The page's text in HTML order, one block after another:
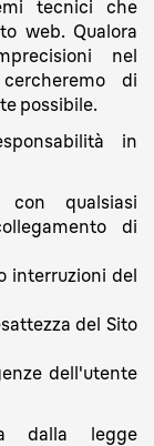
tecnici che
web. Qualora
nel
di
possibile.
in
qualsiasi
di
interruzioni del
del Sito
dell'utente
dalla legge